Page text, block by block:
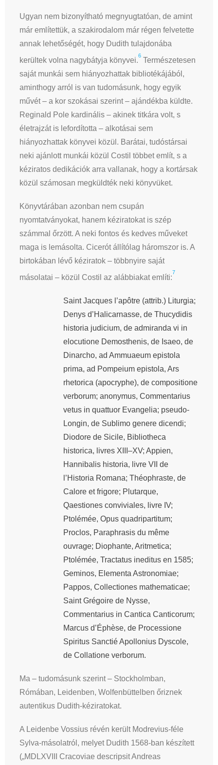
Ugyan nem bizonyítható megnyugtatóan, de amint
már említettük, a szakirodalom már régen felvetette
annak lehetőségét, hogy Dudith tulajdonába
kerültek volna nagybátyja könyvei.
6
Természetesen
saját munkái sem hiányozhattak bibliotékájából,
aminthogy arról is van tudomásunk, hogy egyik
művét – a kor szokásai szerint – ajándékba küldte.
Reginald Pole kardinális – akinek titkára volt, s
életrajzát is lefordította – alkotásai sem
hiányozhattak könyvei közül. Barátai, tudóstársai
neki ajánlott munkái közül Costil többet említ, s a
kéziratos dedikációk arra vallanak, hogy a kortársak
közül számosan megküldték neki könyvüket.
Könyvtárában azonban nem csupán
nyomtatványokat, hanem kéziratokat is szép
számmal őrzött. A neki fontos és kedves műveket
maga is lemásolta. Cicerót állítólag háromszor is. A
birtokában lévő kéziratok – többnyire saját
másolatai – közül Costil az alábbiakat említi:
7
Saint Jacques l’apôtre (attrib.) Liturgia;
Denys d’Halicarnasse, de Thucydidis
historia judicium, de admiranda vi in
elocutione Demosthenis, de Isaeo, de
Dinarcho, ad Ammuaeum epistola
prima, ad Pompeium epistola, Ars
rhetorica (apocryphe), de compositione
verborum; anonymus, Commentarius
vetus in quattuor Evangelia; pseudo-
Longin, de Sublimo genere dicendi;
Diodore de Sicile, Bibliotheca
historica, livres XIII–XV; Appien,
Hannibalis historia, livre VII de
l’Historia Romana; Théophraste, de
Calore et frigore; Plutarque,
Qaestiones conviviales, livre IV;
Ptolémée, Opus quadripartitum;
Proclos, Paraphrasis du même
ouvrage; Diophante, Aritmetica;
Ptolémée, Tractatus ineditus en 1585;
Geminos, Elementa Astronomiae;
Pappos, Collectiones mathematicae;
Saint Grégoire de Nysse,
Commentarius in Cantica Canticorum;
Marcus d’Éphèse, de Processione
Spiritus Sanctié Apollonius Dyscole,
de Collatione verborum.
Ma – tudomásunk szerint – Stockholmban,
Rómában, Leidenben, Wolfenbüttelben őriznek
autentikus Dudith-kéziratokat.
A Leidenbe Vossius révén került Modrevius-féle
Sylva-másolatról, melyet Dudith 1568-ban készített
(„MDLXVIII Cracoviae descripsit Andreas